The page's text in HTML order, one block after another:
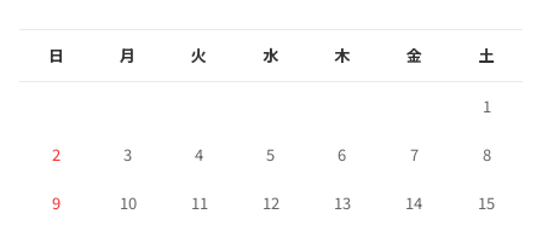
日 月 火 水 木 金 土
1
2 3 4 5 6 7 8
9 10 11 12 13 14 15